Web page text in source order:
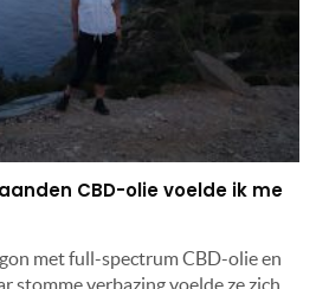
CBD-olie voelde ik me
met full-spectrum CBD-olie en
stomme verbazing voelde ze zich